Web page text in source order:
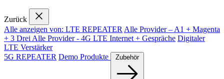
Zurück
Alle anzeigen von: LTE REPEATER Alle Provider – A1 + Magenta
+ 3 Drei Alle Provider - 4G LTE Internet + Gespräche Digitaler
LTE Verstärker
5G REPEATER Demo Produkte Zubehör